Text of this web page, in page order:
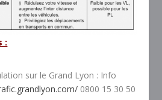
:
sur le Grand Lyon : Info
0800 15 30 50